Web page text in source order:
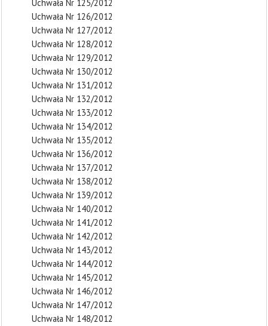
Uchwała Nr 125/2012
Uchwała Nr 126/2012
Uchwała Nr 127/2012
Uchwała Nr 128/2012
Uchwała Nr 129/2012
Uchwała Nr 130/2012
Uchwała Nr 131/2012
Uchwała Nr 132/2012
Uchwała Nr 133/2012
Uchwała Nr 134/2012
Uchwała Nr 135/2012
Uchwała Nr 136/2012
Uchwała Nr 137/2012
Uchwała Nr 138/2012
Uchwała Nr 139/2012
Uchwała Nr 140/2012
Uchwała Nr 141/2012
Uchwała Nr 142/2012
Uchwała Nr 143/2012
Uchwała Nr 144/2012
Uchwała Nr 145/2012
Uchwała Nr 146/2012
Uchwała Nr 147/2012
Uchwała Nr 148/2012